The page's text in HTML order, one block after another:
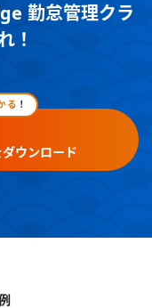
勤怠管理クラ
！
る ！
ウンロード